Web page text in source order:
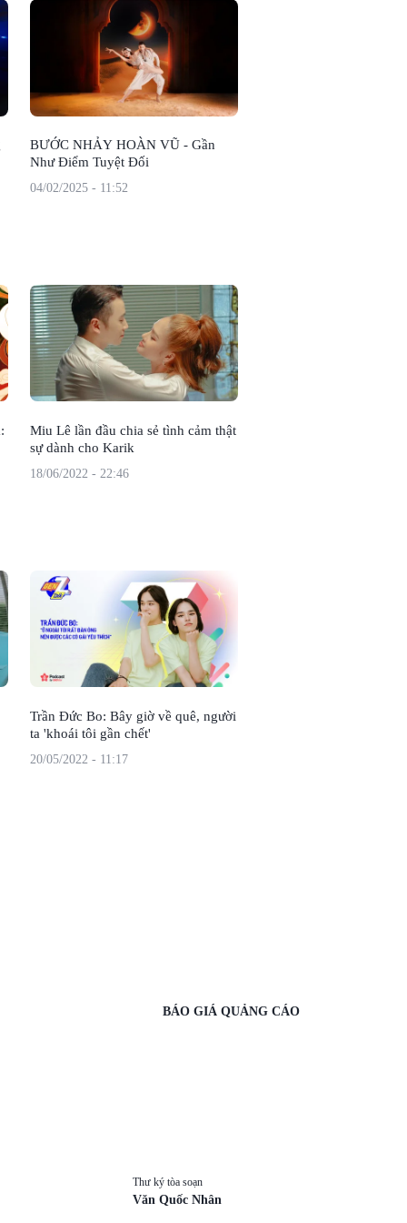
BƯỚC NHẢY HOÀN VŨ - Gần
Như Điểm Tuyệt Đối
04/02/2025 - 11:52
Miu Lê lần đầu chia sẻ tình cảm thật
sự dành cho Karik
18/06/2022 - 22:46
Trần Đức Bo: Bây giờ về quê, người
ta 'khoái tôi gần chết'
20/05/2022 - 11:17
BÁO GIÁ QUẢNG CÁO
Thư ký tòa soạn
Văn Quốc Nhân